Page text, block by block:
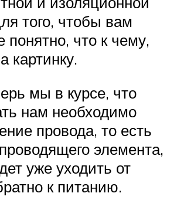
того, чтобы вам
что к чему,
картинку.
мы в курсе, что
нам необходимо
провода, то есть
элемента,
уже уходить от
к питанию.